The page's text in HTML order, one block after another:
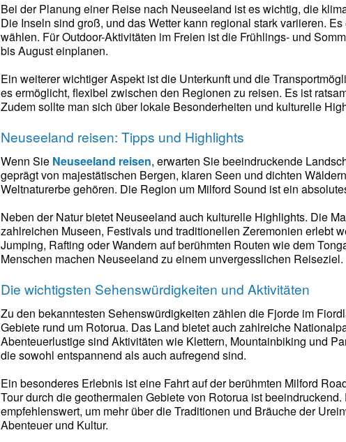
Bei der Planung einer Reise nach Neuseeland ist es wichtig, die
Die Inseln sind groß, und das Wetter kann regional stark variieren.
wählen. Für Outdoor-Aktivitäten im Freien ist die Frühlings- und
bis August einplanen.
Ein weiterer wichtiger Aspekt ist die Unterkunft und die
es ermöglicht, flexibel zwischen den Regionen zu reisen. Es ist
Zudem sollte man sich über lokale Besonderheiten und kulturelle
Neuseeland reisen: Tipps und Highlights
Wenn Sie Neuseeland reisen, erwarten Sie beeindruckende
geprägt von majestätischen Bergen, klaren Seen und dichten
Weltnaturerbe gehören. Die Region um Milford Sound ist ein
Neben der Natur bietet Neuseeland auch kulturelle Highlights. Die
zahlreichen Museen, Festivals und traditionellen Zeremonien erlebt
Jumping, Rafting oder Wandern auf berühmten Routen wie dem
Menschen machen Neuseeland zu einem unvergesslichen Reiseziel.
Die wichtigsten Sehenswürdigkeiten und Aktivitäten
Zu den bekanntesten Sehenswürdigkeiten zählen die Fjorde im
Gebiete rund um Rotorua. Das Land bietet auch zahlreiche
Abenteuerlustige sind Aktivitäten wie Klettern, Mountainbiking und
die sowohl entspannend als auch aufregend sind.
Ein besonderes Erlebnis ist eine Fahrt auf der berühmten Milford
Tour durch die geothermalen Gebiete von Rotorua ist
empfehlenswert, um mehr über die Traditionen und Bräuche der
Abenteuer und Kultur.